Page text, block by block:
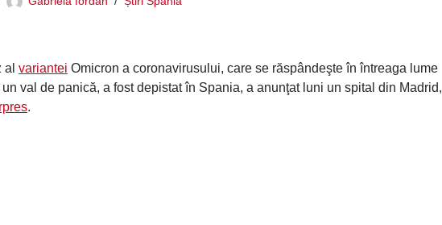
al variantei Omicron a coronavirusului, care se răspândeşte în întreaga lume
val de panică, a fost depistat în Spania, a anunţat luni un spital din Madrid,
.